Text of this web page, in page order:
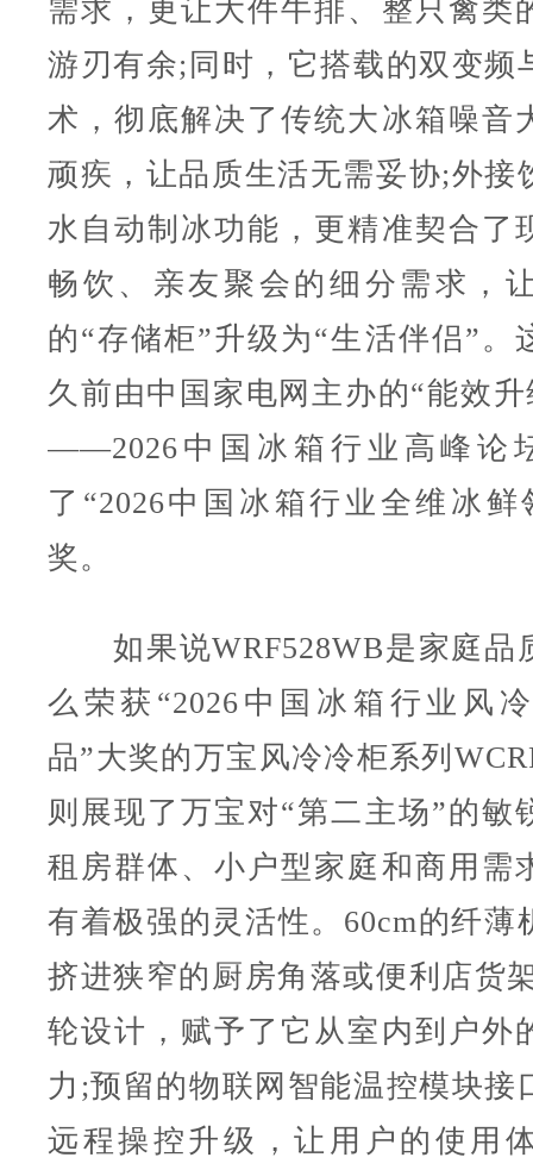
需求，更让大件牛排、整只禽类
游刃有余;同时，它搭载的双变频
术，彻底解决了传统大冰箱噪音
顽疾，让品质生活无需妥协;外接
水自动制冰功能，更精准契合了
畅饮、亲友聚会的细分需求，
的“存储柜”升级为“生活伴侣”。
久前由中国家电网主办的“能效
——2026中国冰箱行业高峰论
了“2026中国冰箱行业全维冰
奖。
如果说WRF528WB是家庭品
么荣获“2026中国冰箱行业风
品”大奖的万宝风冷冷柜系列
则展现了万宝对“第二主场”的敏
租房群体、小户型家庭和商用需
有着极强的灵活性。60cm的纤薄
挤进狭窄的厨房角落或便利店货
轮设计，赋予了它从室内到户外
力;预留的物联网智能温控模块接
远程操控升级，让用户的使用